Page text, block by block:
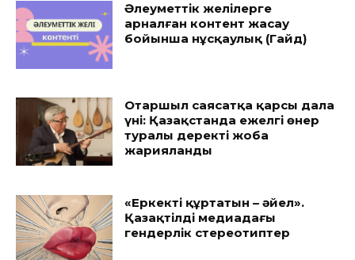
Әлеуметтік желілерге
арналған контент жасау
бойынша нұсқаулық (Гайд)
Отаршыл саясатқа қарсы дала
үні: Қазақстанда ежелгі өнер
туралы деректі жоба
жарияланды
«Еркекті құртатын – әйел».
Қазақтілді медиадағы
гендерлік стереотиптер